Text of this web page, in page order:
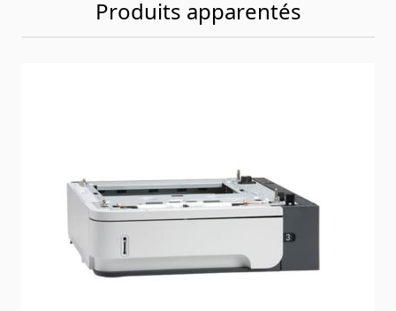
Produits apparentés